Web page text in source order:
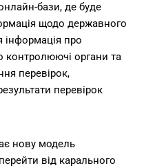
бази, де буде
щодо державного
інформація про
контролюючі органи та
перевірок,
перевірок
нову модель
від карального